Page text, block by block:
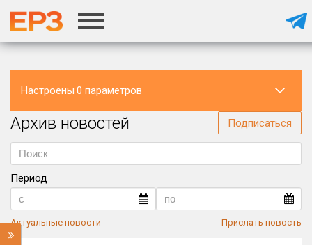
Настроены 0 параметров
Регион
Архив новостей Подписаться
Период
Актуальные новости Прислать новость